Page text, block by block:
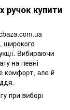
ручок купити
широкого
Вибираючи
на певні
комфорт, але й
при виборі